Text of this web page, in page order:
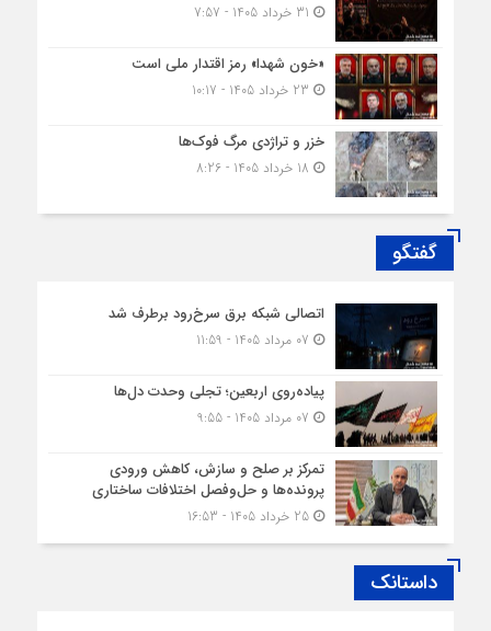
«خون شهدا» رمز اقتدار ملی است
خزر و تراژدی مرگ فوک‌ها
گفتگو
اتصالی شبکه برق سرخ‌رود برطرف شد
پیاده‌روی اربعین؛ تجلی وحدت دل‌ها
تمرکز بر صلح و سازش، کاهش ورودی
پرونده‌ها و حل‌وفصل اختلافات ساختاری
25 خرداد 1405 - 16:53
داستانک